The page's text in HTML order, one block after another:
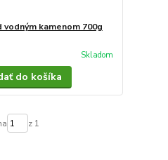
vodným kamenom 700g
Skladom
do košíka
z 1